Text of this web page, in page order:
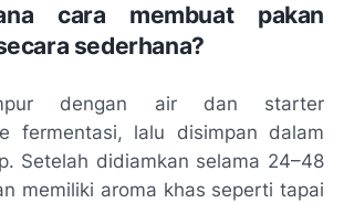
cara membuat pakan
sederhana?
dengan air dan starter
fermentasi, lalu disimpan dalam
Setelah didiamkan selama 24–48
memiliki aroma khas seperti tapai